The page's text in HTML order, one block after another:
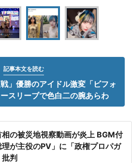
記事本文を読む
」優勝のアイドル激変「ビフォ
スリーブで色白二の腕あらわ
の被災地視察動画が炎上 BGM付
理が主役のPV」に「政権プロパガ
判